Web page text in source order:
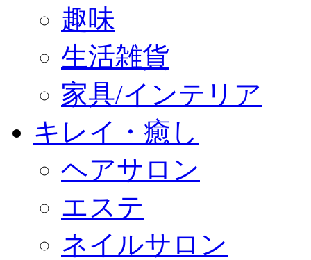
趣味
生活雑貨
家具/インテリア
キレイ・癒し
ヘアサロン
エステ
ネイルサロン